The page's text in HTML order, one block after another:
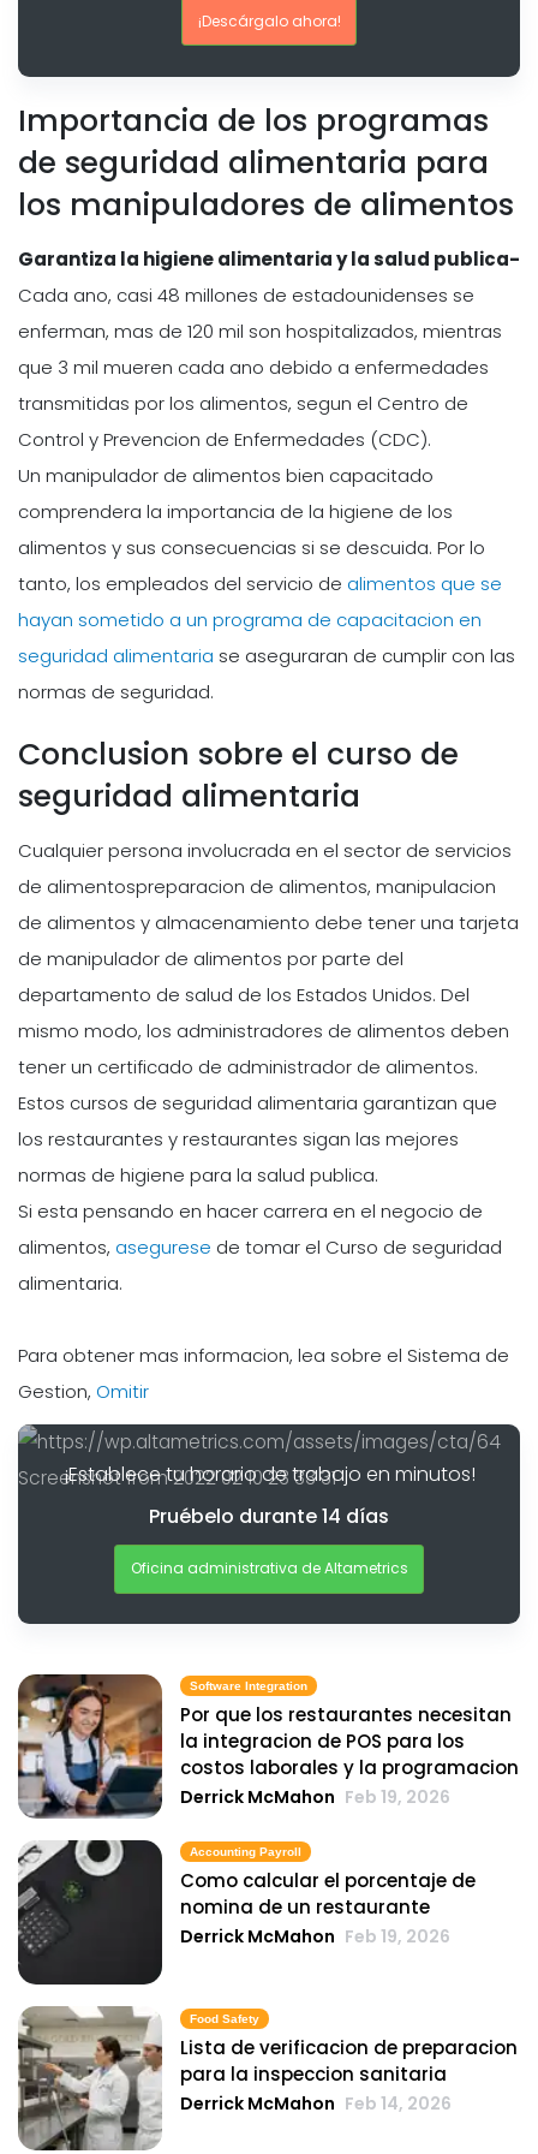
¡Descárgalo ahora!
Importancia de los programas
de seguridad alimentaria para
los manipuladores de alimentos
Garantiza la higiene alimentaria y la salud publica-
Cada ano, casi 48 millones de estadounidenses se
enferman, mas de 120 mil son hospitalizados, mientras
que 3 mil mueren cada ano debido a enfermedades
transmitidas por los alimentos, segun el Centro de
Control y Prevencion de Enfermedades (CDC).
Un manipulador de alimentos bien capacitado
comprendera la importancia de la higiene de los
alimentos y sus consecuencias si se descuida. Por lo
tanto, los empleados del servicio de alimentos que se
hayan sometido a un programa de capacitacion en
seguridad alimentaria se aseguraran de cumplir con las
normas de seguridad.
Conclusion sobre el curso de
seguridad alimentaria
Cualquier persona involucrada en el sector de servicios
de alimentospreparacion de alimentos, manipulacion
de alimentos y almacenamiento debe tener una tarjeta
de manipulador de alimentos por parte del
departamento de salud de los Estados Unidos. Del
mismo modo, los administradores de alimentos deben
tener un certificado de administrador de alimentos.
Estos cursos de seguridad alimentaria garantizan que
los restaurantes y restaurantes sigan las mejores
normas de higiene para la salud publica.
Si esta pensando en hacer carrera en el negocio de
alimentos, asegurese de tomar el Curso de seguridad
alimentaria.
Para obtener mas informacion, lea sobre el Sistema de
Gestion, Omitir
¡Establece tu horario de trabajo en minutos!
Pruébelo durante 14 días
Oficina administrativa de Altametrics
Software Integration
Por que los restaurantes necesitan
la integracion de POS para los
costos laborales y la programacion
Derrick McMahon Feb 19, 2026
Accounting Payroll
Como calcular el porcentaje de
nomina de un restaurante
Derrick McMahon Feb 19, 2026
Food Safety
Lista de verificacion de preparacion
para la inspeccion sanitaria
Derrick McMahon Feb 14, 2026